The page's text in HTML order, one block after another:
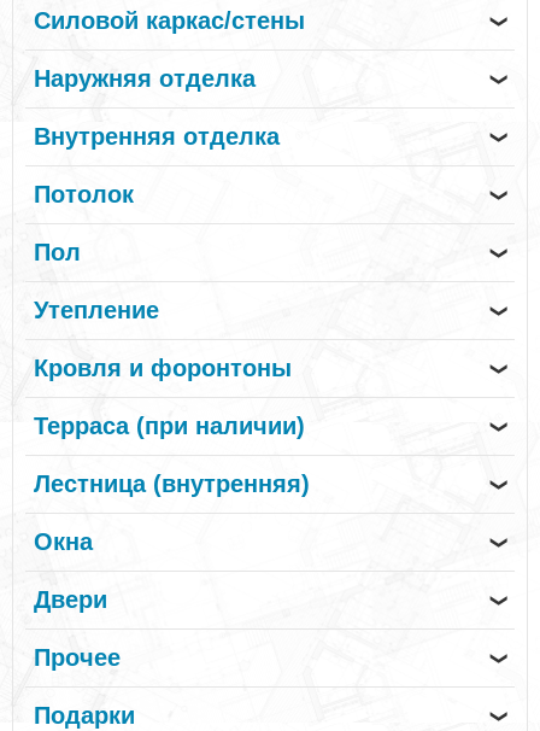
Силовой каркас/стены ❯
Наружняя отделка ❯
Внутренняя отделка ❯
Потолок ❯
Пол ❯
Утепление ❯
Кровля и форонтоны ❯
Терраса (при наличии) ❯
Лестница (внутренняя) ❯
Окна ❯
Двери ❯
Прочее ❯
Подарки ❯